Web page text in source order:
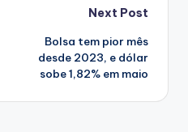
Next Post
Bolsa tem pior mês
desde 2023, e dólar
sobe 1,82% em maio